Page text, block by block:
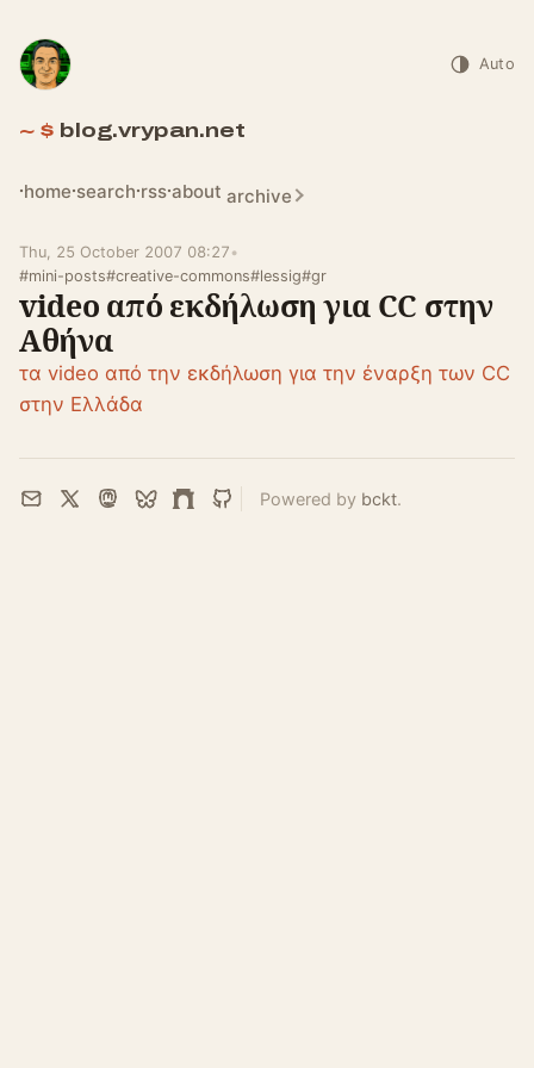
blog.vrypan.net
home search rss about archive
Auto
Thu, 25 October 2007 08:27 •
#mini-posts#creative-commons#lessig#gr
video από εκδήλωση για CC στην
Αθήνα
τα video από την εκδήλωση για την έναρξη των CC
στην Ελλάδα
Email
X Mastodon
BlueskyFarcaster
GitHub
Powered by bckt.